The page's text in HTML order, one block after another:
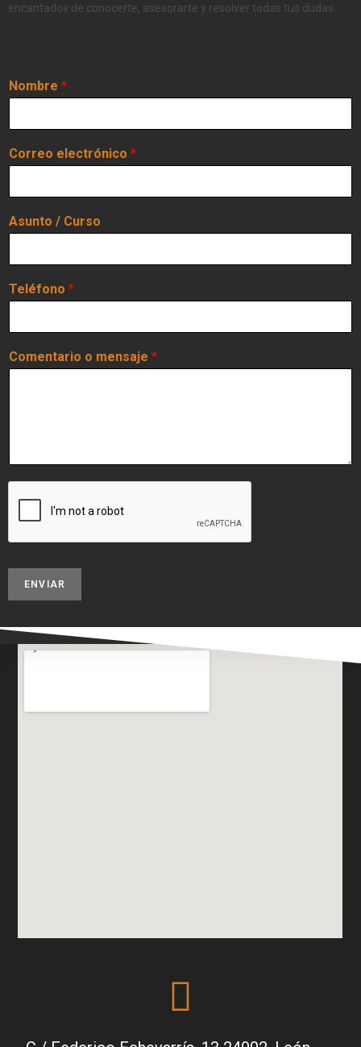
encantados de conocerte, asesorarte y resolver todas tus dudas.
Nombre *
Correo electrónico *
Asunto / Curso
Teléfono *
Comentario o mensaje *
ENVIAR